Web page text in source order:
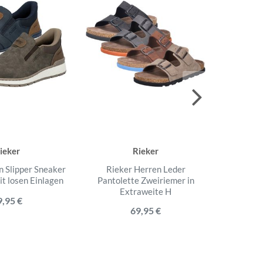
Slipper Sneaker
losen Einlagen
€
Rieker
Rieker Herren Leder
Pantolette Zweiriemer in
Extraweite H
69,95 €